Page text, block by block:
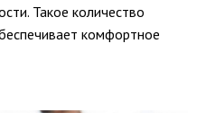
Такое количество
комфортное